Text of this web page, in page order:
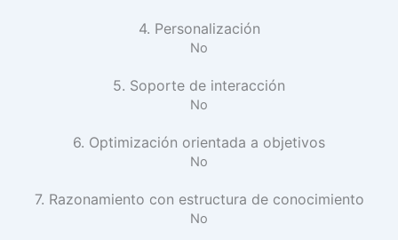
4. Personalización
No
5. Soporte de interacción
No
6. Optimización orientada a objetivos
No
7. Razonamiento con estructura de conocimiento
No